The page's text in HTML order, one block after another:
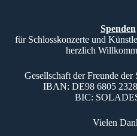
Spenden
für Schlosskonzerte und
herzlich
Gesellschaft der Freunde der
IBAN: DE98 6805
BIC:
Vielen